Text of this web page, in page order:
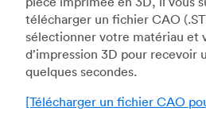
télécharger un fichier CAO
sélectionner votre matériau et
d’impression 3D pour recevoir
quelques secondes.
[Télécharger un fichier CAO